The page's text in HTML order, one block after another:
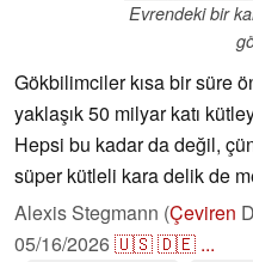
Evrendeki bir
Gökbilimciler kısa bir süre
yaklaşık 50 milyar katı
Hepsi bu kadar da değil,
süper kütleli kara delik de
Alexis Stegmann (Çeviren
05/16/2026🇺🇸🇩🇪 ...